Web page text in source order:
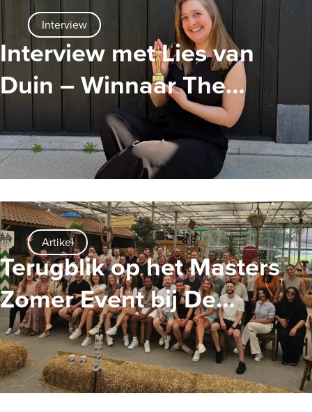
Interview
Interview met Lies van
Duin – Winnaar The
Ambassador Award
Artikel
Terugblik op het Masters
Zomer Event bij De
Tuinderij